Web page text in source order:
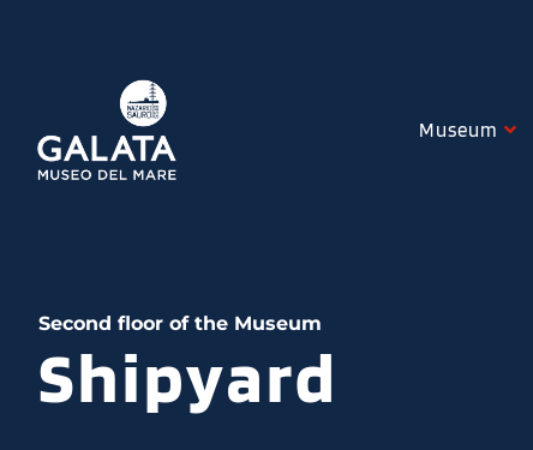
Museum
Second floor of the Museum
Shipyard